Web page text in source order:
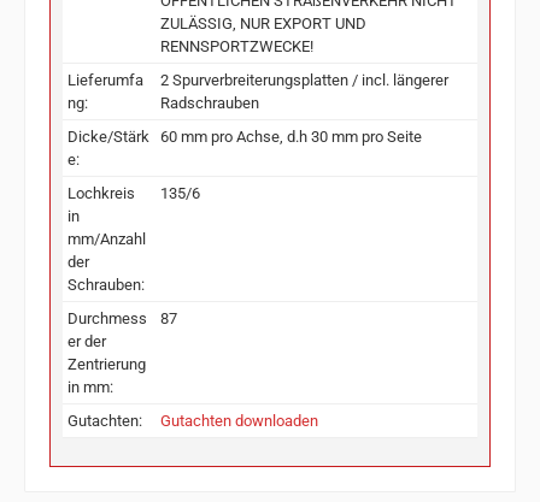
ZULÄSSIG, NUR EXPORT UND
RENNSPORTZWECKE!
Lieferumfa
ng:
2 Spurverbreiterungsplatten / incl. längerer
Radschrauben
Dicke/Stärk
e:
60 mm pro Achse, d.h 30 mm pro Seite
Lochkreis
in
mm/Anzahl
der
Schrauben:
135/6
Durchmess
er der
Zentrierung
in mm:
87
Gutachten: Gutachten downloaden